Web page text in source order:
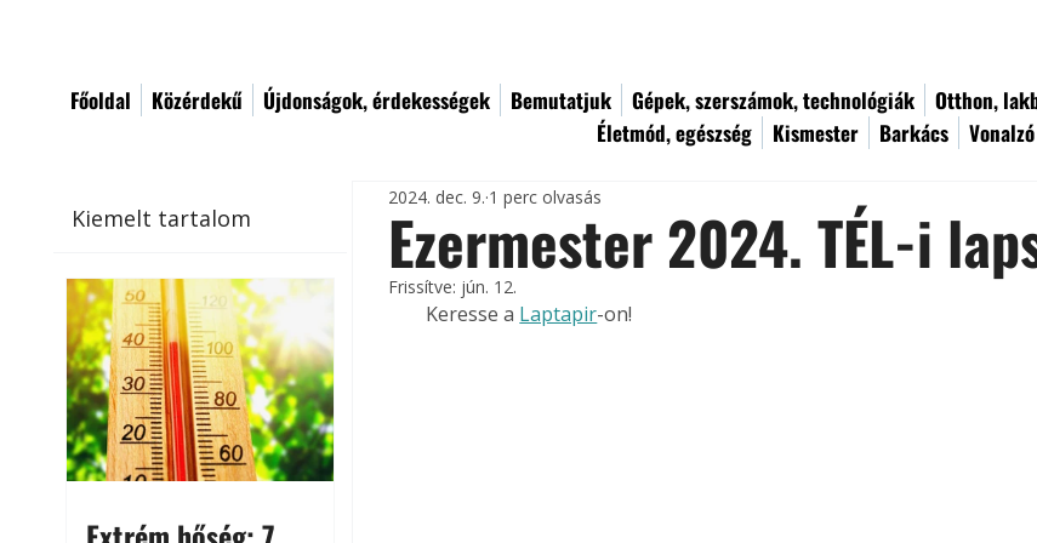
Főoldal Közérdekű Újdonságok, érdekességek Bemutatjuk Gépek, szerszámok, technológiák Otthon,
Életmód, egészség
Kismester Barkács Vonalzó
Kiemelt tartalom Ezermester 2024. TÉL-i
2024. dec. 9. 1 perc olvasás
Frissítve: jún. 12.
Keresse a Laptapir-on!